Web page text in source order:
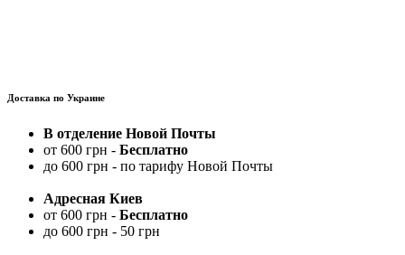
Доставка по Украине
В отделение Новой Почты
от 600 грн - Бесплатно
до 600 грн - по тарифу Новой Почты
Адресная Киев
от 600 грн - Бесплатно
до 600 грн - 50 грн